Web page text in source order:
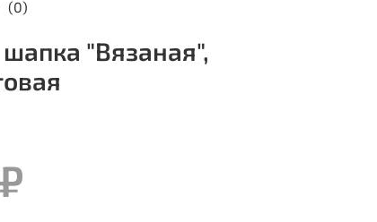
(0)
"Вязаная",